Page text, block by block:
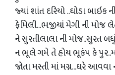
જ્યાં શાંત દરિયો ..ઘોડા બાઇક
ફેમિલી...ભજીયાં મેગી ની
ને સુરતીલાલા ની મોજ..સુરત
ન ભૂલે ગમે તે હોય ભૂકંપ કે
જોતા મસ્તી માં મગ્ન...ઘરે